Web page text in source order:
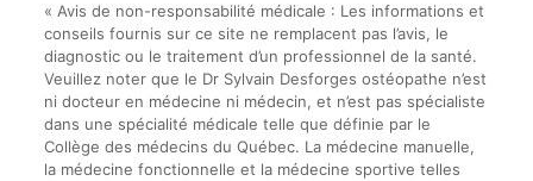
« Avis de non-responsabilité médicale : Les informations et
conseils fournis sur ce site ne remplacent pas l’avis, le
diagnostic ou le traitement d’un professionnel de la santé.
Veuillez noter que le Dr Sylvain Desforges ostéopathe n’est
ni docteur en médecine ni médecin, et n’est pas spécialiste
dans une spécialité médicale telle que définie par le
Collège des médecins du Québec. La médecine manuelle,
la médecine fonctionnelle et la médecine sportive telles